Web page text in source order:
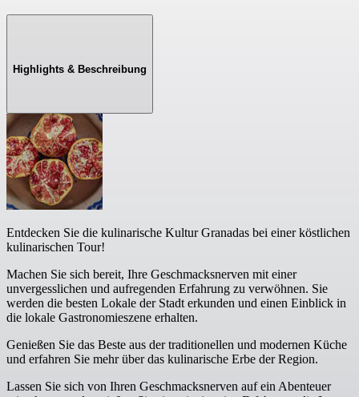
Highlights & Beschreibung
Entdecken Sie die kulinarische Kultur Granadas bei einer köstlichen
kulinarischen Tour!
Machen Sie sich bereit, Ihre Geschmacksnerven mit einer
unvergesslichen und aufregenden Erfahrung zu verwöhnen. Sie
werden die besten Lokale der Stadt erkunden und einen Einblick in
die lokale Gastronomieszene erhalten.
Genießen Sie das Beste aus der traditionellen und modernen Küche
und erfahren Sie mehr über das kulinarische Erbe der Region.
Lassen Sie sich von Ihren Geschmacksnerven auf ein Abenteuer